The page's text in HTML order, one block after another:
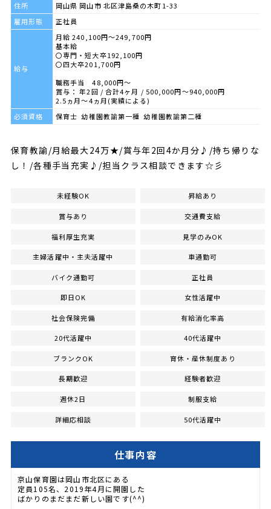
住所
岡山県 岡山市 北区津島桑の木町1-33
雇用形態
正社員
給与
月給 240,100円～249,700円
基本給
〇専門・短大卒192,100円
〇四大卒201,700円
職務手当 48,000円～
賞与： 年2回 / 合計4ヶ月 / 500,000円〜940,000円
2.5ヵ月～4ヵ月(実績による)
必須資格
保育士 幼稚園教諭第一種 幼稚園教諭第二種
保育教諭/月給最大24万★/賞与年2回4か月分♪/持ち帰りな
し！/各種手当充実♪/担当クラス相談できます☆彡
未経験OK 昇給あり
賞与あり 交通費支給
福利厚生充実 見学のみOK
主婦活躍中・主夫活躍中 車通勤可
バイク通勤可 正社員
即日OK 女性活躍中
社会保険完備 有給消化率高
20代活躍中 40代活躍中
ブランクOK 育休・産休制度あり
長期歓迎 経験者歓迎
週休2日 制服支給
詳細応相談 50代活躍中
仕事内容
京山保育園は岡山市北区にある
定員105名、2019年4月に開園した
ばかりのまだまだ新しい園です(^^)